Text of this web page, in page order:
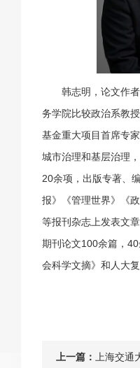
韩志明，论文作
务学院比较政治系教
基金重大项目首席专
城市治理和基层治理
20余项，出版专著、
报》《管理世界》《
等报刊杂志上发表文
期刊论文100余篇，
会科学文摘》和人大
上一篇： 上海交通